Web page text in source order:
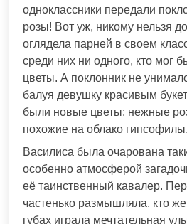
одноклассники передали
розы! Вот уж, никому нельзя
оглядела парней в своем
среди них ни одного, кто мог
цветы. А поклонник не
балуя девушку красивым
были новые цветы: нежные
похожие на облако
Василиса была очарована
особенно атмосферой
её таинственный кавалер.
частенько размышляла, кто
губах играла мечтательная